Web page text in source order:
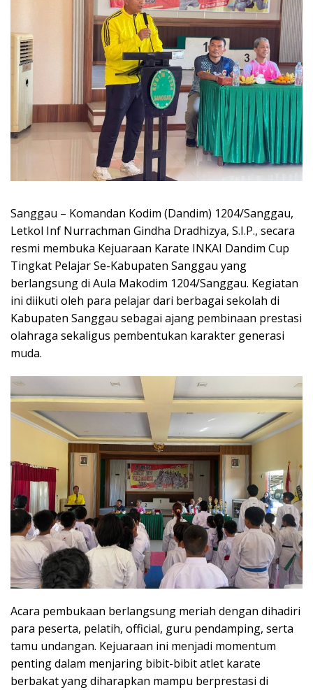
Sanggau – Komandan Kodim (Dandim) 1204/Sanggau,
Letkol Inf Nurrachman Gindha Dradhizya, S.I.P., secara
resmi membuka Kejuaraan Karate INKAI Dandim Cup
Tingkat Pelajar Se-Kabupaten Sanggau yang
berlangsung di Aula Makodim 1204/Sanggau. Kegiatan
ini diikuti oleh para pelajar dari berbagai sekolah di
Kabupaten Sanggau sebagai ajang pembinaan prestasi
olahraga sekaligus pembentukan karakter generasi
muda.
Acara pembukaan berlangsung meriah dengan dihadiri
para peserta, pelatih, official, guru pendamping, serta
tamu undangan. Kejuaraan ini menjadi momentum
penting dalam menjaring bibit-bibit atlet karate
berbakat yang diharapkan mampu berprestasi di